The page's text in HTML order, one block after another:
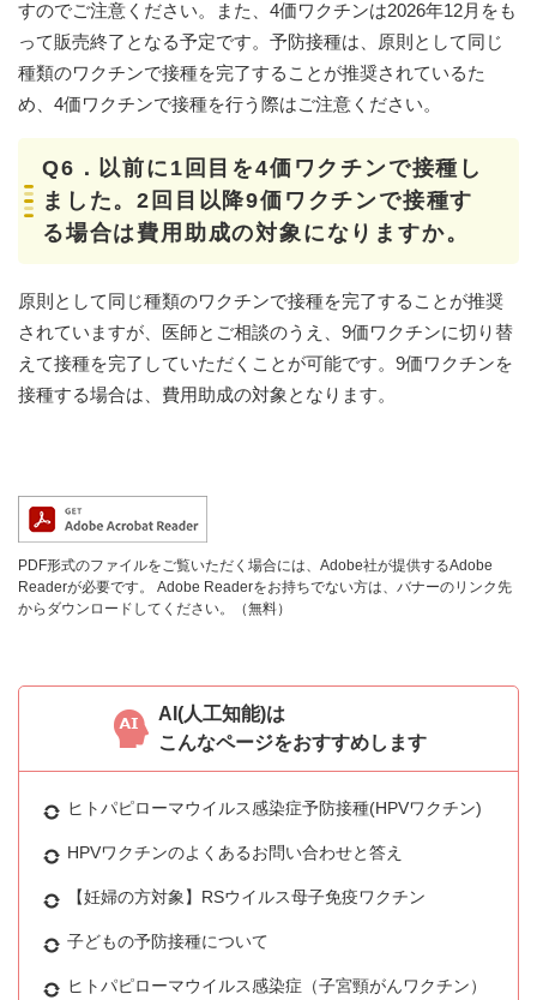
すのでご注意ください。また、4価ワクチンは2026年12月をも
って販売終了となる予定です。予防接種は、原則として同じ
種類のワクチンで接種を完了することが推奨されているた
め、4価ワクチンで接種を行う際はご注意ください。
​Q6．以前に1回目を4価ワクチンで接種し
ました。2回目以降9価ワクチンで接種す
る場合は費用助成の対象になりますか。
原則として同じ種類のワクチンで接種を完了することが推奨
されていますが、医師とご相談のうえ、9価ワクチンに切り替
えて接種を完了していただくことが可能です。9価ワクチンを
接種する場合は、費用助成の対象となります。
PDF形式のファイルをご覧いただく場合には、Adobe社が提供するAdobe
Readerが必要です。
Adobe Readerをお持ちでない方は、バナーのリンク先
からダウンロードしてください。（無料）
AI(人工知能)は
こんなページをおすすめします
ヒトパピローマウイルス感染症予防接種(HPVワクチン)
HPVワクチンのよくあるお問い合わせと答え
【妊婦の方対象】RSウイルス母子免疫ワクチン
子どもの予防接種について
ヒトパピローマウイルス感染症（子宮頸がんワクチン）